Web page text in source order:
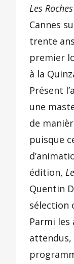
Les
Cannes
trente
premier
à la
Présent
une
de
puisque
édition,
Quentin
sélection
Parmi les
attendus,